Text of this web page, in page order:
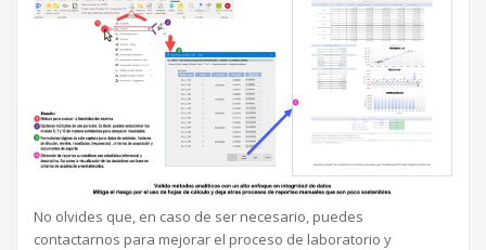
No olvides que, en caso de ser necesario, puedes
contactarnos para mejorar el proceso de laboratorio y